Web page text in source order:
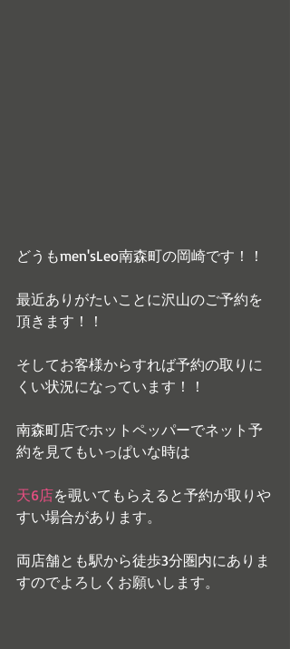
どうもmen'sLeo南森町の岡崎です！！
最近ありがたいことに沢山のご予約を
頂きます！！
そしてお客様からすれば予約の取りに
くい状況になっています！！
南森町店でホットペッパーでネット予
約を見てもいっぱいな時は
天6店を覗いてもらえると予約が取りや
すい場合があります。
両店舗とも駅から徒歩3分圏内にありま
すのでよろしくお願いします。